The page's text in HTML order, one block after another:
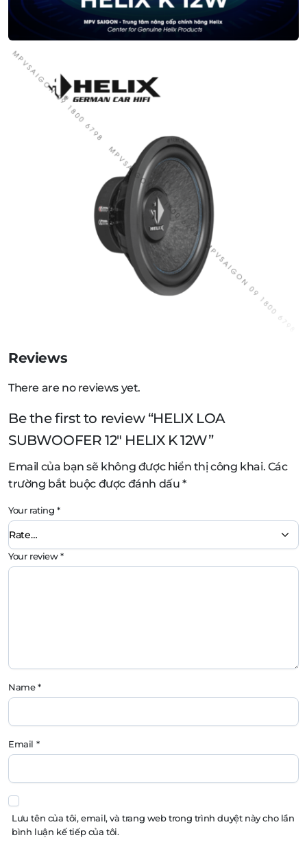
Reviews
There are no reviews yet.
Be the first to review “HELIX LOA
SUBWOOFER 12″ HELIX K 12W”
Email của bạn sẽ không được hiển thị công khai. Các
trường bắt buộc được đánh dấu*
Your rating*
Your review*
Name*
Email *
Lưu tên của tôi, email, và trang web trong trình duyệt này cho lần
bình luận kế tiếp của tôi.